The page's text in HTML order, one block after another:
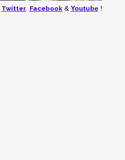
Twitter Facebook& Youtube!